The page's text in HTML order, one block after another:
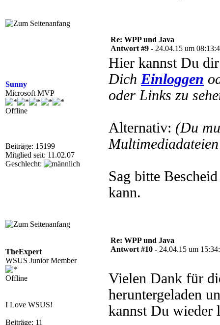
Sunny
Microsoft MVP
Offline
Beiträge: 15199
Mitglied seit: 11.02.07
Geschlecht:
Re: WPP und Java
Antwort #9 - 24.04.15 um
Hier kannst Du
Dich Einloggen
oder Links zu
Alternativ: (Du
Sag bitte
kann.
TheExpert
WSUS Junior Member
Offline
I Love WSUS!
Beiträge: 11
Re: WPP und Java
Antwort #10 - 24.04.15 um
Vielen Dank für
heruntergeladen
kannst Du wieder